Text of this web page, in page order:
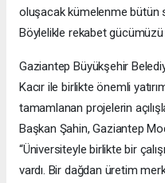
oluşacak kümelenme bütün
Böylelikle rekabet
Gaziantep Büyükşehir
Kacır ile birlikte önemli
tamamlanan projelerin
Başkan Şahin, Gaziantep
“Üniversiteyle birlikte bir
vardı. Bir dağdan üretim